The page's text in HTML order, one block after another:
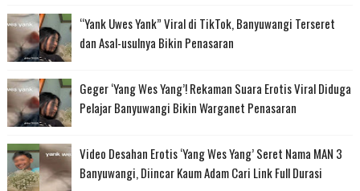
“Yank Uwes Yank” Viral di TikTok, Banyuwangi Terseret
dan Asal-usulnya Bikin Penasaran
Geger ‘Yang Wes Yang’! Rekaman Suara Erotis Viral Diduga
Pelajar Banyuwangi Bikin Warganet Penasaran
Video Desahan Erotis ‘Yang Wes Yang’ Seret Nama MAN 3
Banyuwangi, Diincar Kaum Adam Cari Link Full Durasi